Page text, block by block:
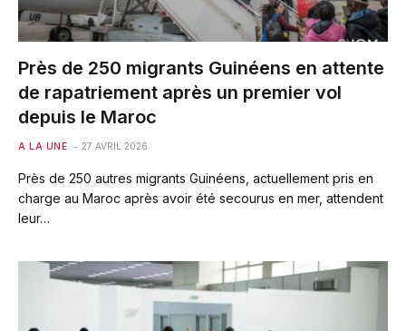
Près de 250 migrants Guinéens en attente
de rapatriement après un premier vol
depuis le Maroc
A LA UNE 27 AVRIL 2026
Près de 250 autres migrants Guinéens, actuellement pris en
charge au Maroc après avoir été secourus en mer, attendent
leur…